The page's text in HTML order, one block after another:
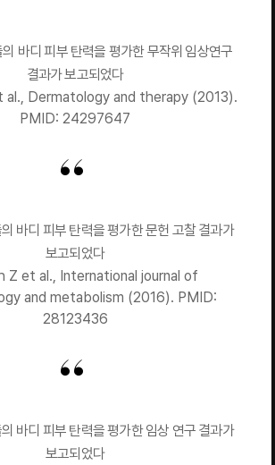
바디 피부 탄력을 평가한 무작위 임상연구
결과가 보고되었다
al., Dermatology and therapy (2013).
PMID: 24297647
바디 피부 탄력을 평가한 문헌 고찰 결과가
보고되었다
Z et al., International journal of
and metabolism (2016). PMID:
28123436
바디 피부 탄력을 평가한 임상 연구 결과가
보고되었다